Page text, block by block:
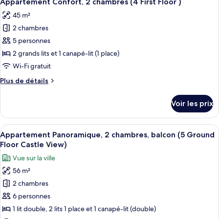
Floor
Castle
View
)
chambre
Appartement
Familial,
chambres
(3
First
Floor
Castle
toutes
les
photos
pour
ce
type
chambre :
2
chambres
(4
First
Floor
)
45 m²
2 chambres
5 personnes
2 grands lits et 1 canapé-lit (1 place)
Wi-Fi gratuit
Plus de détails
Plus
le
type
de
chambre
Confort,
2
chambres
(4
First
Voir les prix
Afficher
toutes
les
photos
pour
ce
type
de
On aperçoit un coin repas avec une
8
Appartement Panoramique, 2 chambres, balcon (5 Ground
Floor Castle View)
Vue sur la ville
56 m²
2 chambres
6 personnes
1 lit double, 2 lits 1 place et 1 canapé-lit (double)